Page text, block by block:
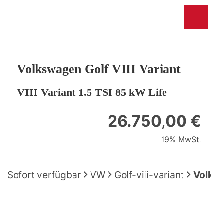
Volkswagen Golf VIII Variant
VIII Variant 1.5 TSI 85 kW Life
26.750,00 €
19% MwSt.
Sofort verfügbar VW Golf-viii-variant